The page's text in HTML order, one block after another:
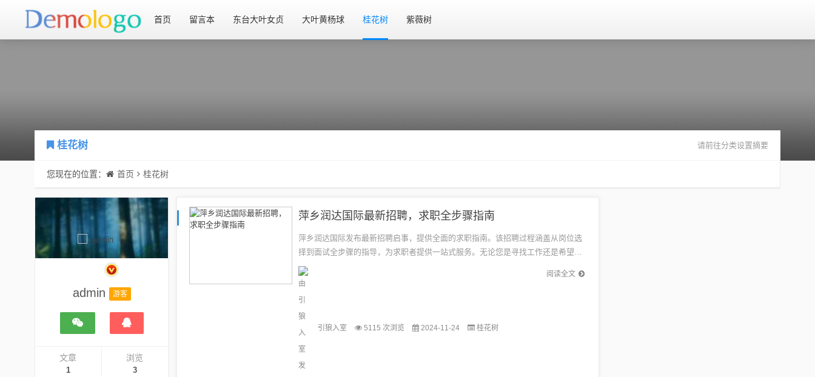
首页 留言本 东台大叶女贞 大叶黄杨球 桂花树 紫薇树
桂花树 请前往分类设置摘要
您现在的位置： 首页 桂花树
admin 游客
文章
1
浏览
3
萍乡润达国际最新招聘，求职全步骤指南
萍乡润达国际发布最新招聘启事，提供全面的求职指南。该招聘过程涵盖从岗位选
择到面试全步骤的指导，为求职者提供一站式服务。无论您是寻找工作还是希望了
解更多求职技巧，都可以关注萍乡润达国际的最新招聘信息，获取最新的工作机
会...
阅读全文
引狼入室 5115 次浏览 2024-11-24 桂花树